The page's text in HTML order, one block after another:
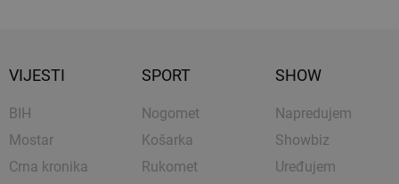
VIJESTI
BIH
Mostar
Crna kronika
SPORT
Nogomet
Košarka
Rukomet
SHOW
Napredujem
Showbiz
Uređujem